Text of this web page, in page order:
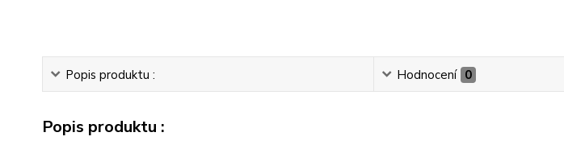
Popis produktu : Hodnocení 0
Popis produktu :